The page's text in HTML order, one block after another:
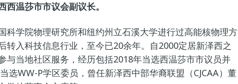
西温莎市市议会副议长。
科学院物理研究所和纽约州立石溪大学进行过高能核物理方
转入科技信息行业，至今已20余年。自2000定居新泽西之
与当地社区服务，经历包括2018年当选西温莎市市议员并
选WW-P学区委员，曾任新泽西中部华裔联盟（CJCAA）董